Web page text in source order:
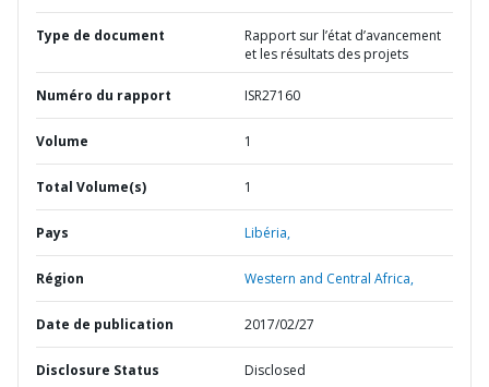
Type de document
Rapport sur l’état d’avancement
et les résultats des projets
Numéro du rapport ISR27160
Volume 1
Total Volume(s) 1
Pays Libéria,
Région Western and Central Africa,
Date de publication 2017/02/27
Disclosure Status Disclosed